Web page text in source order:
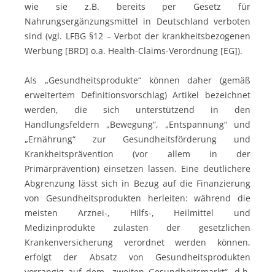
wie sie z.B. bereits per Gesetz für
Nahrungsergänzungsmittel in Deutschland verboten
sind (vgl. LFBG §12 – Verbot der krankheitsbezogenen
Werbung [BRD] o.a. Health-Claims-Verordnung [EG]).
Als „Gesundheitsprodukte“ können daher (gemäß
erweitertem Definitionsvorschlag) Artikel bezeichnet
werden, die sich unterstützend in den
Handlungsfeldern „Bewegung“, „Entspannung“ und
„Ernährung“ zur Gesundheitsförderung und
Krankheitsprävention (vor allem in der
Primärprävention) einsetzen lassen. Eine deutlichere
Abgrenzung lässt sich in Bezug auf die Finanzierung
von Gesundheitsprodukten herleiten: während die
meisten Arznei-, Hilfs-, Heilmittel und
Medizinprodukte zulasten der gesetzlichen
Krankenversicherung verordnet werden können,
erfolgt der Absatz von Gesundheitsprodukten